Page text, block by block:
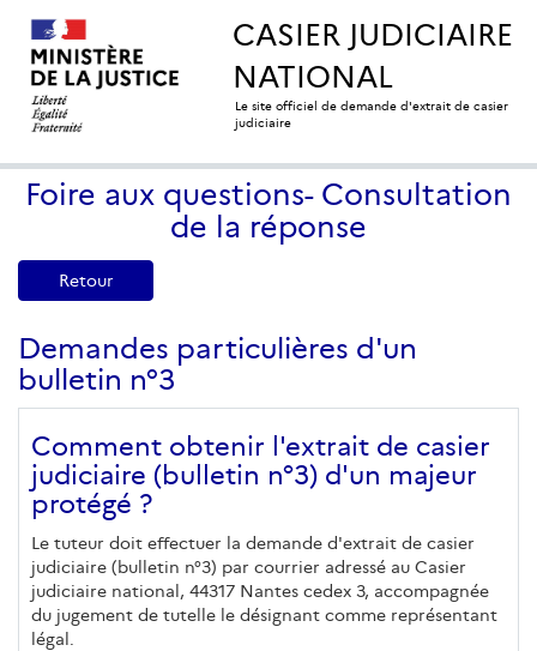
CASIER JUDICIAIRE
NATIONAL
Le site officiel de demande d'extrait de casier
judiciaire
Foire aux questions- Consultation
de la réponse
Retour
Demandes particulières d'un
bulletin n°3
Comment obtenir l'extrait de casier
judiciaire (bulletin n°3) d'un majeur
protégé ?
Le tuteur doit effectuer la demande d'extrait de casier
judiciaire (bulletin n°3) par courrier adressé au Casier
judiciaire national, 44317 Nantes cedex 3, accompagnée
du jugement de tutelle le désignant comme représentant
légal.